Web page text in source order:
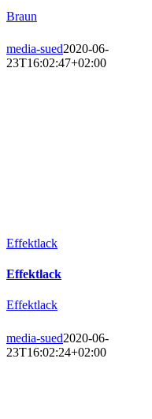
Braun
media-sued2020-06-
23T16:02:47+02:00
Effektlack
Effektlack
Effektlack
media-sued2020-06-
23T16:02:24+02:00